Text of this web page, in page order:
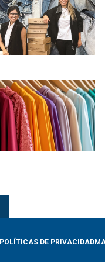
POLÍTICAS DE PRIVACIDAD